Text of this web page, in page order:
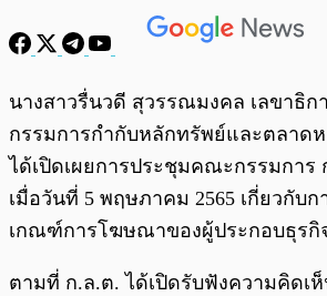
พร้อมเล่น
นางสาวรื่นวดี สุวรรณมงคล เลขาธิ
กรรมการกำกับหลักทรัพย์และตลาด
ได้เปิดเผยการประชุมคณะกรรมการ
เมื่อวันที่ 5 พฤษภาคม 2565 เกี่ยวกับก
เกณฑ์การโฆษณาของผู้ประกอบธุร
ตามที่ ก.ล.ต. ได้เปิดรับฟังความคิดเ